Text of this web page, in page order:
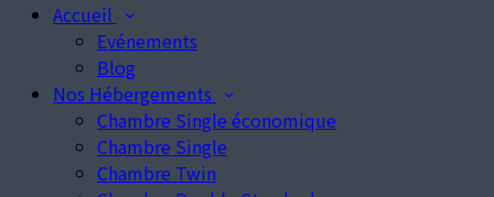
Accueil
Evénements
Blog
Nos Hébergements
Chambre Single économique
Chambre Single
Chambre Twin